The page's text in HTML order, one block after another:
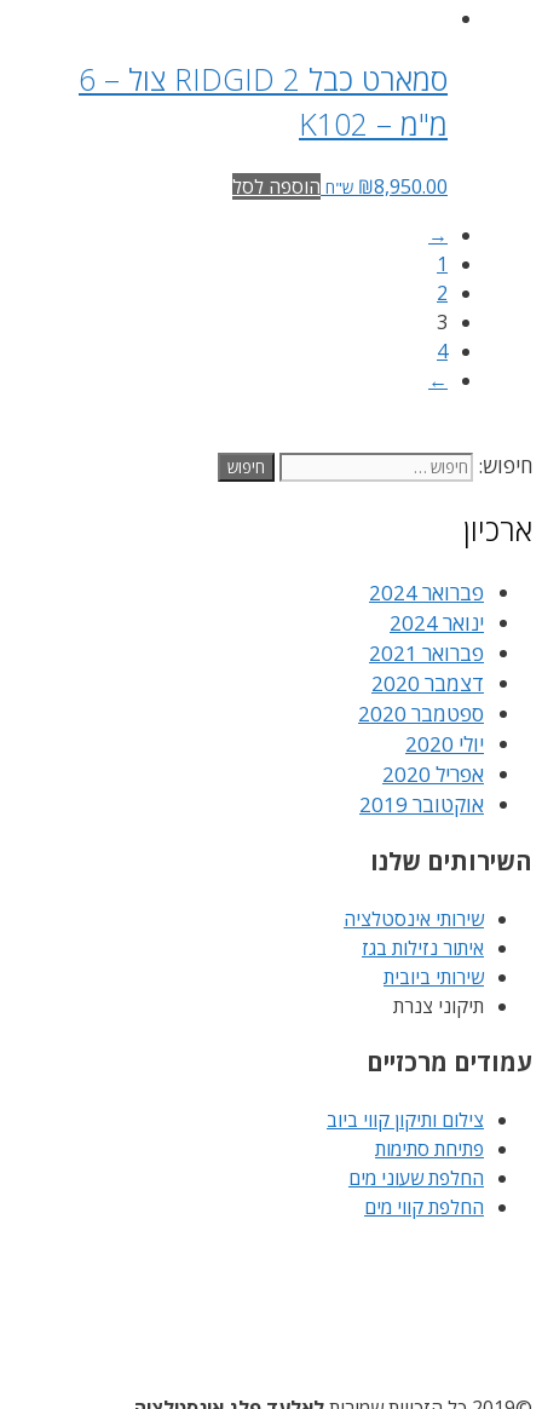
סמארט כבל RIDGID 2 צול – 6
מ"מ – K102
₪8,950.00 ש"ח הוספה לסל
→
1
2
3
4
←
חיפוש:
ארכיון
פברואר 2024
ינואר 2024
פברואר 2021
דצמבר 2020
ספטמבר 2020
יולי 2020
אפריל 2020
אוקטובר 2019
השירותים שלנו
שירותי אינסטלציה
איתור נזילות בגז
שירותי ביובית
תיקוני צנרת
עמודים מרכזיים
צילום ותיקון קווי ביוב
פתיחת סתימות
החלפת שעוני מים
החלפת קווי מים